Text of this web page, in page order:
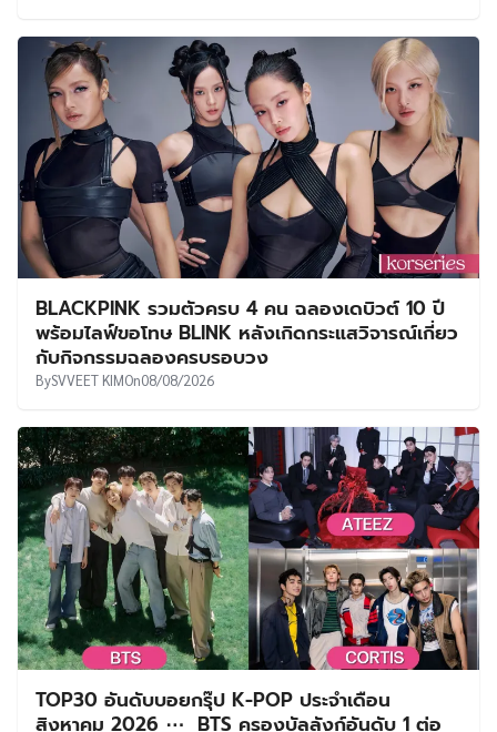
BLACKPINK รวมตัวครบ 4 คน ฉลองเดบิวต์ 10 ปี
พร้อมไลฟ์ขอโทษ BLINK หลังเกิดกระแสวิจารณ์เกี่ยว
กับกิจกรรมฉลองครบรอบวง
BySVVEET KIMOn08/08/2026
TOP30 อันดับบอยกรุ๊ป K-POP ประจำเดือน
สิงหาคม 2026 ⋯ BTS ครองบัลลังก์อันดับ 1 ต่อ